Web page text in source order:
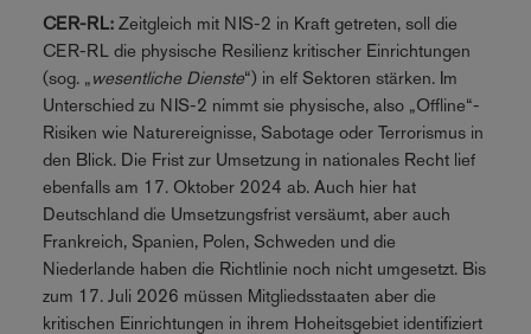
CER-RL:Zeitgleich mit NIS-2 in Kraft getreten, soll die
CER-RL die physische Resilienz kritischer Einrichtungen
(sog. „wesentliche Dienste“) in elf Sektoren stärken. Im
Unterschied zu NIS-2 nimmt sie physische, also „Offline“-
Risiken wie Naturereignisse, Sabotage oder Terrorismus in
den Blick. Die Frist zur Umsetzung in nationales Recht lief
ebenfalls am 17. Oktober 2024 ab. Auch hier hat
Deutschland die Umsetzungsfrist versäumt, aber auch
Frankreich, Spanien, Polen, Schweden und die
Niederlande haben die Richtlinie noch nicht umgesetzt. Bis
zum 17. Juli 2026 müssen Mitgliedsstaaten aber die
kritischen Einrichtungen in ihrem Hoheitsgebiet identifiziert